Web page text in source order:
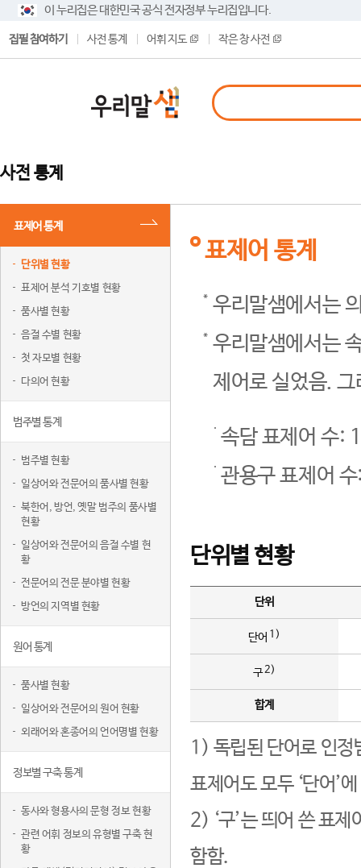
이 누리집은 대한민국 공식 전자정부 누리집입니다.
집필 참여하기 사전 통계 어휘 지도 작은 창 사전
사전 통계
표제어 통계
단위별 현황
표제어 분석 기호별 현황
품사별 현황
음절 수별 현황
첫 자모별 현황
다의어 현황
범주별 통계
범주별 현황
일상어와 전문어의 품사별 현황
북한어, 방언, 옛말 범주의 품사별
현황
일상어와 전문어의 음절 수별 현
황
전문어의 전문 분야별 현황
방언의 지역별 현황
원어 통계
품사별 현황
일상어와 전문어의 원어 현황
외래어와 혼종어의 언어명별 현황
정보별 구축 통계
동사와 형용사의 문형 정보 현황
관련 어휘 정보의 유형별 구축 현
황
표제어 통계
우리말샘에서는
우리말샘에서는
제어로 실었음.
속담 표제어 수:
관용구 표제어
단위별 현황
단위
단어 1)
구2)
합계
1) 독립된 단어로 인정
표제어도 모두 ‘단어’
2) ‘구’는 띄어 쓴 표
함함.